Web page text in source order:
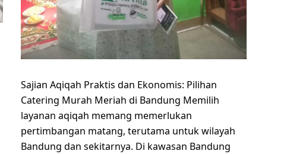
Sajian Aqiqah Praktis dan Ekonomis: Pilihan
Catering Murah Meriah di Bandung Memilih
layanan aqiqah memang memerlukan
pertimbangan matang, terutama untuk wilayah
Bandung dan sekitarnya. Di kawasan Bandung